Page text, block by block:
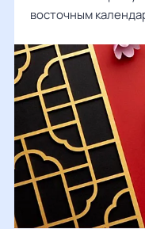
восточным